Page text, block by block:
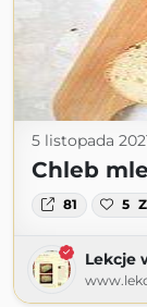
5 listopada
Chleb
81 5
Lekcje